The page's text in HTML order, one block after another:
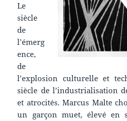
Le
siècle
de
l’émerg
ence,
de
l’explosion culturelle et
siècle de l’industrialisation
et atrocités. Marcus Malte
un garçon muet, élevé en